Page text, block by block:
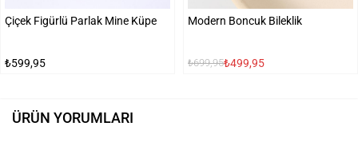
Çiçek Figürlü Parlak Mine Küpe
₺599,95
Modern Boncuk Bileklik
₺699,95₺499,95
ÜRÜN YORUMLARI